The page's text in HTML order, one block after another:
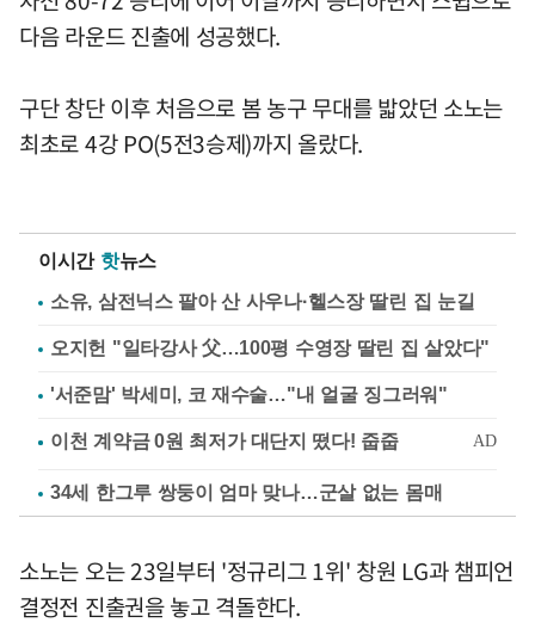
다음 라운드 진출에 성공했다.
구단 창단 이후 처음으로 봄 농구 무대를 밟았던 소노는
최초로 4강 PO(5전3승제)까지 올랐다.
이시간 핫뉴스
소유, 삼전닉스 팔아 산 사우나·헬스장 딸린 집 눈길
오지헌 "일타강사 父…100평 수영장 딸린 집 살았다"
'서준맘' 박세미, 코 재수술…"내 얼굴 징그러워"
34세 한그루 쌍둥이 엄마 맞나…군살 없는 몸매
소노는 오는 23일부터 '정규리그 1위' 창원 LG과 챔피언
결정전 진출권을 놓고 격돌한다.